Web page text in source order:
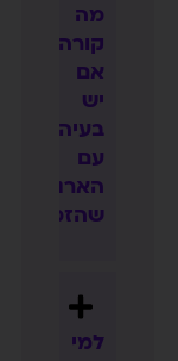
מה
קורה
אם
יש
בעיה
עם
הארנק
שהזמנתי?
למי